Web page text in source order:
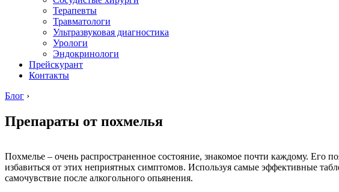
Терапевты
Травматологи
Ультразвуковая диагностика
Урологи
Эндокринологи
Прейскурант
Контакты
Блог ›
Препараты от похмелья
Похмелье – очень распространенное состояние, знакомое почти каждому. Его
избавиться от этих неприятных симптомов. Используя самые эффективные
самочувствие после алкогольного опьянения.